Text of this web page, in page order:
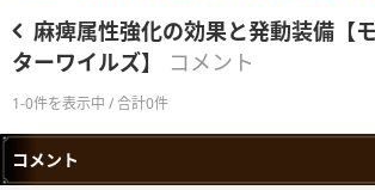
麻痺属性強化の効果と発動装備【
ターワイルズ】
コメント
1-0件を表示中 / 合計0件
コメント